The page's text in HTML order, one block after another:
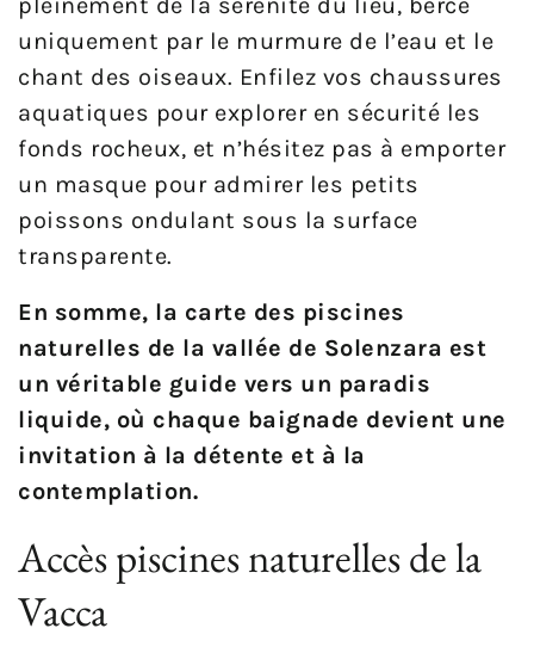
pleinement de la sérénité du lieu, bercé
uniquement par le murmure de l’eau et le
chant des oiseaux. Enfilez vos chaussures
aquatiques pour explorer en sécurité les
fonds rocheux, et n’hésitez pas à emporter
un masque pour admirer les petits
poissons ondulant sous la surface
transparente.
En somme, la carte des piscines
naturelles de la vallée de Solenzara est
un véritable guide vers un paradis
liquide, où chaque baignade devient une
invitation à la détente et à la
contemplation.
Accès piscines naturelles de la
Vacca